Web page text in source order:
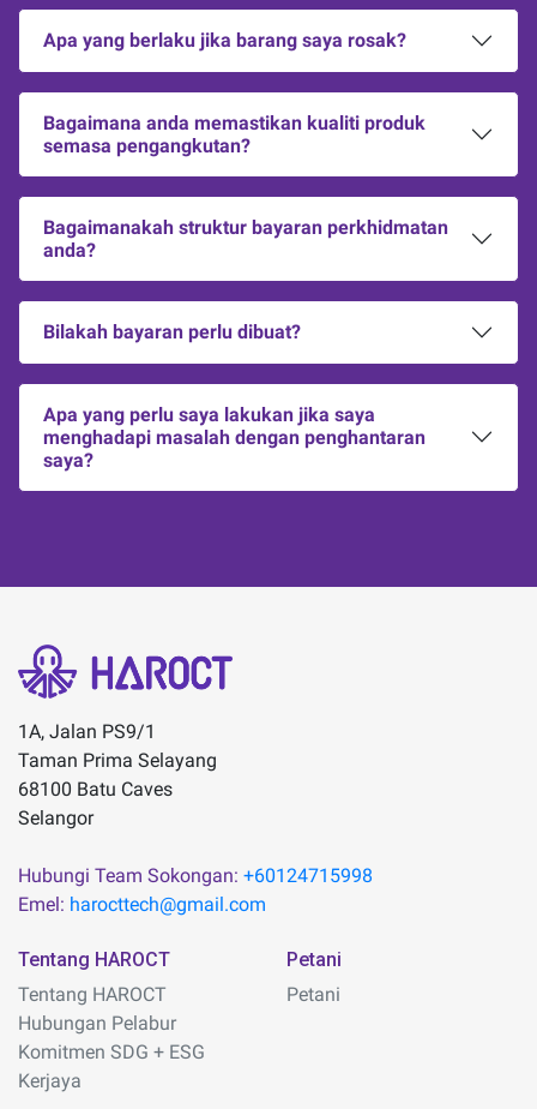
Apa yang berlaku jika barang saya rosak?
Bagaimana anda memastikan kualiti produk
semasa pengangkutan?
Bagaimanakah struktur bayaran perkhidmatan
anda?
Bilakah bayaran perlu dibuat?
Apa yang perlu saya lakukan jika saya
menghadapi masalah dengan penghantaran
saya?
1A, Jalan PS9/1
Taman Prima Selayang
68100 Batu Caves
Selangor
Hubungi Team Sokongan: +60124715998
Emel: harocttech@gmail.com
Tentang HAROCT
Tentang HAROCT
Hubungan Pelabur
Komitmen SDG + ESG
Kerjaya
Petani
Petani